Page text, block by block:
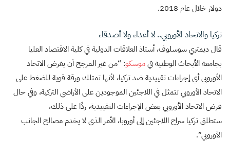
دولار خلال عام 2018.
تركيا والاتحاد الأوروبي.. لا أعداء ولا أصدقاء
قال ديمتري سوسلوف، أستاذ العلاقات الدولية في كلية الاقتصاد العليا
بجامعة الأبحاث الوطنية فيموسكو: “من غير المرجح أن يفرض الاتحاد
الأوروبي أي إجراءات تقييدية ضد تركيا، لأنها تمتلك ورقة قوية للضغط على
الاتحاد الأوروبي تتمثل في اللاجئين الموجودين على الأراضي التركية، وفي حال
فرض الاتحاد الأوروبي بعض الإجراءات التقييدية، ردًا على ذلك،
ستطلق تركيا سراح اللاجئين إلى أوروبا، الأمر الذي لا يخدم مصالح الجانب
الأوروبي”.